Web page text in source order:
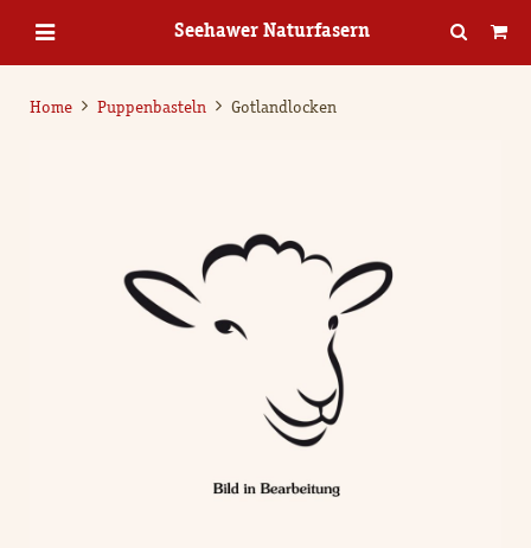
Seehawer Naturfasern
Home Puppenbasteln Gotlandlocken